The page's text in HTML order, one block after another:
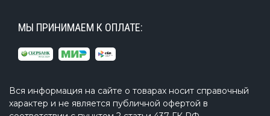
МЫ ПРИНИМАЕМ К ОПЛАТЕ:
Вся информация на сайте о товарах носит справочный
характер и не является публичной офертой в